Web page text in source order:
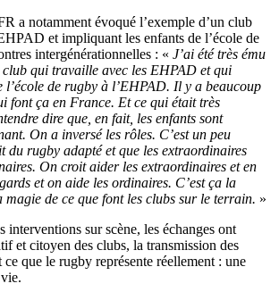
a notamment évoqué l’exemple d’un club
et impliquant les enfants de l’école de
intergénérationnelles : « J’ai été très ému
club qui travaille avec les EHPAD et qui
l’école de rugby à l’EHPAD. Il y a beaucoup
font ça en France. Et ce qui était très
dire que, en fait, les enfants sont
On a inversé les rôles. C’est un peu
du rugby adapté et que les extraordinaires
On croit aider les extraordinaires et en
et on aide les ordinaires. C’est ça la
de ce que font les clubs sur le terrain. »
interventions sur scène, les échanges ont
et citoyen des clubs, la transmission des
ce que le rugby représente réellement : une